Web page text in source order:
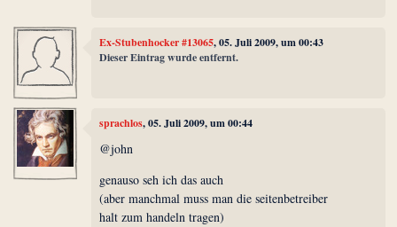
Ex-Stubenhocker #13065, 05. Juli 2009, um 00:43
Dieser Eintrag wurde entfernt.
sprachlos, 05. Juli 2009, um 00:44
@john
genauso seh ich das auch
(aber manchmal muss man die seitenbetreiber
halt zum handeln tragen)